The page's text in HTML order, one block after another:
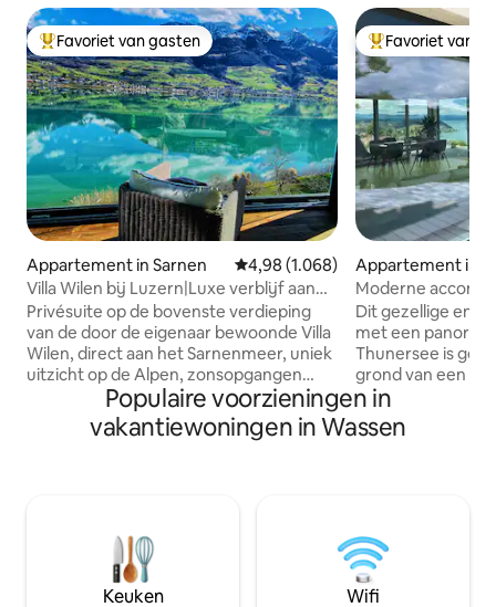
Topfavoriet van gasten
Favoriet van gasten
Appartement in Sarnen Gemiddelde beoordeling van
4,98 (1.068)
Villa Wilen bij Luzern|Luxe verblijf aan
het meer
Privésuite op de bovenste verdieping
van de door de eigenaar bewoonde Villa
Wilen, direct aan het Sarnenmeer, uniek
uitzicht op de Alpen, zonsopgangen
Ruime slaapkamer met thuisbioscoop,
de panoramische lounge, grote keuken
en badkamer (allemaal privé). Voor 3–5
gratis parkeren en wifi. Kinderen zijn
welkom, alleen kleine honden. Meest
populaire Zwitserse Airbnb. De meeste
Topfavoriet van
Favoriet van
Appartement in
Moderne
panoramisch
Thun
Dit gezellige en
met een
Thunersee is
grond van een
vakantiehuis. Het
van het dorp en
uitstapjes naar
Krattigen Dorf/
minuten lopen),
wandelpaden,
Populaire voorzieningen in
vakantiewoningen in Wassen
Keuken Wifi